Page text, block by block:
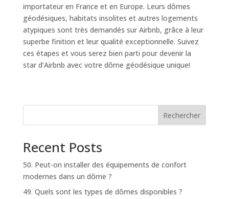
importateur en France et en Europe. Leurs dômes
géodésiques, habitats insolites et autres logements
atypiques sont très demandés sur Airbnb, grâce à leur
superbe finition et leur qualité exceptionnelle. Suivez
ces étapes et vous serez bien parti pour devenir la
star d’Airbnb avec votre dôme géodésique unique!
Rechercher
Recent Posts
50. Peut-on installer des équipements de confort
modernes dans un dôme ?
49. Quels sont les types de dômes disponibles ?